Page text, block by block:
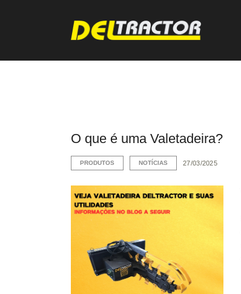
O que é uma Valetadeira?
PRODUTOS NOTÍCIAS 27/03/2025